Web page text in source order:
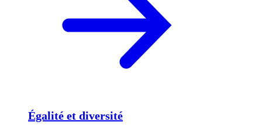
Égalité et diversité